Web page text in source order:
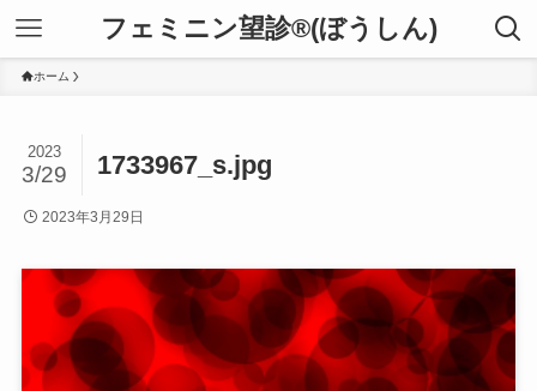
フェミニン望診®(ぼうしん)
ホーム
1733967_s.jpg
2023
3/29
2023年3月29日